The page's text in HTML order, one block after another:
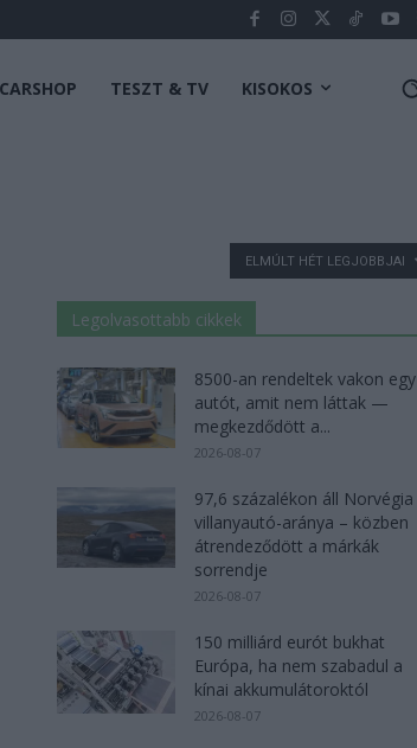
TESZT & TV KISOKOS
ELMÚLT HÉT LEGJOBBJAI
Legolvasottabb cikkek
8500-an rendeltek vakon egy
autót, amit nem láttak —
megkezdődött a...
2026-08-07
97,6 százalékon áll Norvégia
villanyautó-aránya – közben
átrendeződött a márkák
sorrendje
2026-08-07
150 milliárd eurót bukhat
Európa, ha nem szabadul a
kínai akkumulátoroktól
2026-08-07